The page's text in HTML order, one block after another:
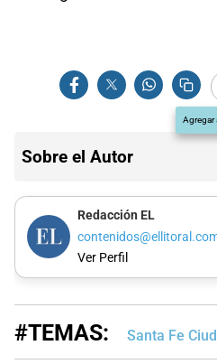
Agregar
Sobre el Autor
Redacción EL
Ver Perfil
#TEMAS: Santa Fe